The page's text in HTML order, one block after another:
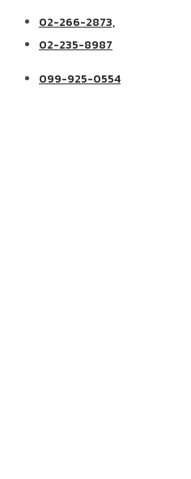
02-266-2873,
02-235-8987
099-925-0554